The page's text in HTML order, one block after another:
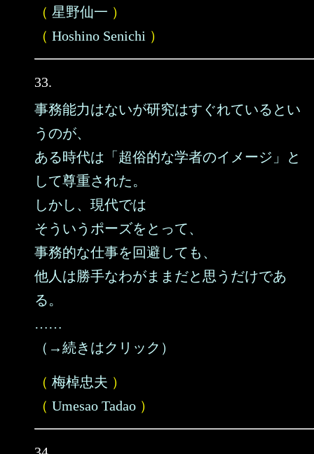
（ 星野仙一 ）
（ Hoshino Senichi ）
33.
事務能力はないが研究はすぐれているとい
うのが、
ある時代は「超俗的な学者のイメージ」と
して尊重された。
しかし、現代では
そういうポーズをとって、
事務的な仕事を回避しても、
他人は勝手なわがままだと思うだけであ
る。
……
（→続きはクリック）
（ 梅棹忠夫 ）
（ Umesao Tadao ）